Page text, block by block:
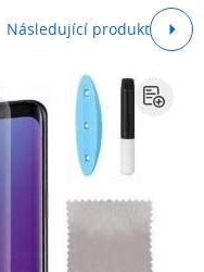
Následující produkt